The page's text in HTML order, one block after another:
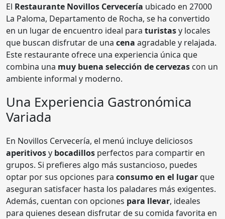
El Restaurante Novillos Cervecería ubicado en 27000
La Paloma, Departamento de Rocha, se ha convertido
en un lugar de encuentro ideal para turistasy locales
que buscan disfrutar de una cena agradable y relajada.
Este restaurante ofrece una experiencia única que
combina una muy buena selección de cervezas con un
ambiente informal y moderno.
Una Experiencia Gastronómica
Variada
En Novillos Cervecería, el menú incluye deliciosos
aperitivosy bocadillos perfectos para compartir en
grupos. Si prefieres algo más sustancioso, puedes
optar por sus opciones para consumo en el lugarque
aseguran satisfacer hasta los paladares más exigentes.
Además, cuentan con opciones para llevar, ideales
para quienes desean disfrutar de su comida favorita en